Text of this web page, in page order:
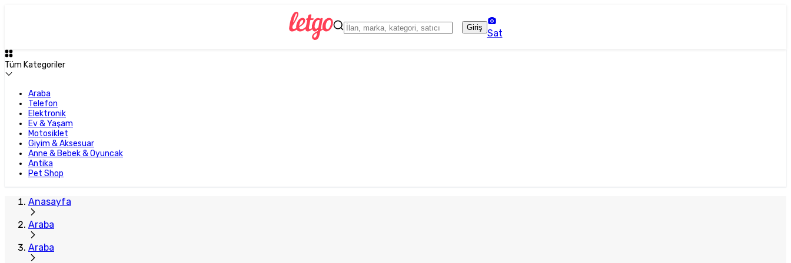
Giriş
Sat
Tüm Kategoriler
Araba
Telefon
Elektronik
Ev & Yaşam
Motosiklet
Giyim & Aksesuar
Anne & Bebek & Oyuncak
Antika
Pet Shop
Anasayfa
Araba
Araba